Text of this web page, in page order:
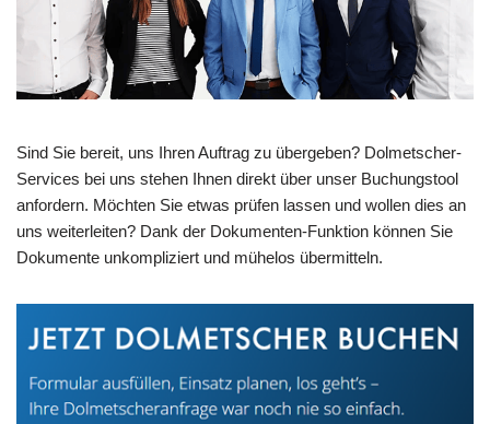
Sind Sie bereit, uns Ihren Auftrag zu übergeben? Dolmetscher-
Services bei uns stehen Ihnen direkt über unser Buchungstool
anfordern. Möchten Sie etwas prüfen lassen und wollen dies an
uns weiterleiten? Dank der Dokumenten-Funktion können Sie
Dokumente unkompliziert und mühelos übermitteln.